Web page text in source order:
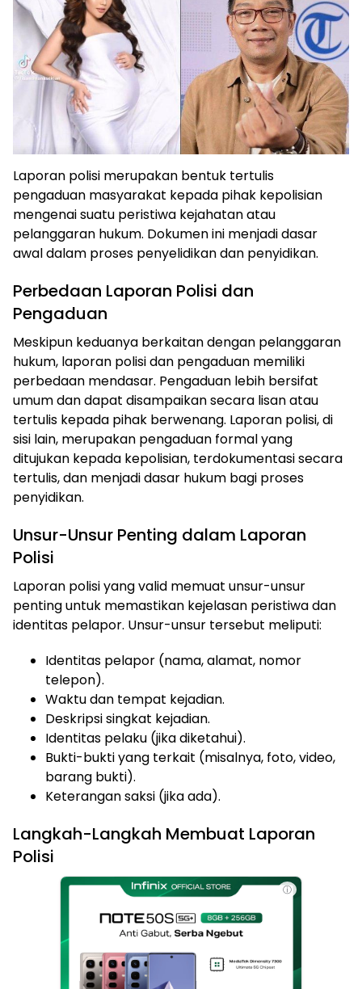
Laporan polisi merupakan bentuk tertulis
pengaduan masyarakat kepada pihak kepolisian
mengenai suatu peristiwa kejahatan atau
pelanggaran hukum. Dokumen ini menjadi dasar
awal dalam proses penyelidikan dan penyidikan.
Perbedaan Laporan Polisi dan
Pengaduan
Meskipun keduanya berkaitan dengan pelanggaran
hukum, laporan polisi dan pengaduan memiliki
perbedaan mendasar. Pengaduan lebih bersifat
umum dan dapat disampaikan secara lisan atau
tertulis kepada pihak berwenang. Laporan polisi, di
sisi lain, merupakan pengaduan formal yang
ditujukan kepada kepolisian, terdokumentasi secara
tertulis, dan menjadi dasar hukum bagi proses
penyidikan.
Unsur-Unsur Penting dalam Laporan
Polisi
Laporan polisi yang valid memuat unsur-unsur
penting untuk memastikan kejelasan peristiwa dan
identitas pelapor. Unsur-unsur tersebut meliputi:
Identitas pelapor (nama, alamat, nomor
telepon).
Waktu dan tempat kejadian.
Deskripsi singkat kejadian.
Identitas pelaku (jika diketahui).
Bukti-bukti yang terkait (misalnya, foto, video,
barang bukti).
Keterangan saksi (jika ada).
Langkah-Langkah Membuat Laporan
Polisi
ⓘ